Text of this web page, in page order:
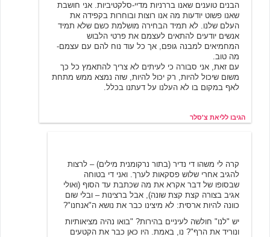
הבנים טוענים שאנו בררניות מדיי-סלקטיביות. אני חושבת
שאנו פשוט יודעות מה אנו רוצות ובוחרות בקפידה את
העלם שלנו. לא תמיד הבחירה מושלמת כשם שלא תמיד
אנשים יודעים להתאים לעצמם את פרטי הלבוש
המחמיאים למבנה גופם, אך כל עוד נוח להם עם עצמם-
מה טוב.
עם זאת, אני סבורה כי לעיתים לא צריך להתאמץ כל כך
משום שיכול להיות, רק יכול להיות, שזה נמצא ממש מתחת
לאף במקום בו לא העלנו על דעתנו בכלל.
הגיבו לליאת צ'סלר
קרה לי משהו די נדיר (בתור נרקומנית מילים) – לרצות
להגיב אחרי שלוש פסקאות לערך. ואני די בטוחה
שבסופו של דבר אקרא את מה שכתבת עד הסוף (ואולי
אגיב בצורה קצת קצת שונה), אבל ברצינות – ובלי שום
כוונה להיות ארסית: לא מיצינו כבר את נושא ה"אנחנו"?
יש "לנו" חולשה לעיניים בהירות? "בואו נהיה מציאותיות
ונוריד את הרף"? נו, באמת. היו כאן כבר את הקטעים